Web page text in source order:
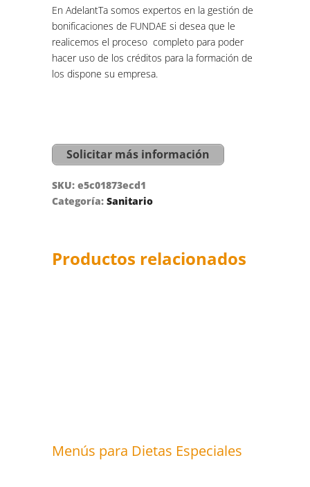
En AdelantTa somos expertos en la gestión de
bonificaciones de FUNDAE si desea que le
realicemos el proceso completo para poder
hacer uso de los créditos para la formación de
los dispone su empresa.
Solicitar más información
SKU: e5c01873ecd1
Categoría: Sanitario
Productos relacionados
Menús para Dietas Especiales